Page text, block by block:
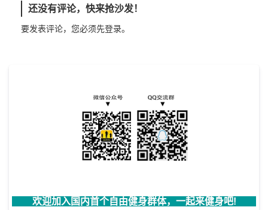
还没有评论，快来抢沙发！
要发表评论，您必须先登录。
欢迎加入国内首个自由健身群体，一起来健身吧!